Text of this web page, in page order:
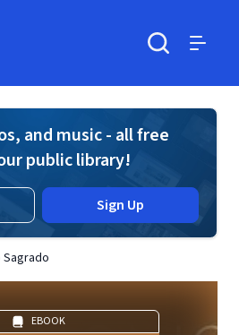
and music - all free
public library!
Sign Up
EBOOK